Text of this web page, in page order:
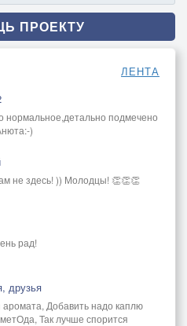
лучистых,
листает.
дорогие,
потерялись.
класс, —
—
край, —
ПРОЕКТУ
ЛЕНТА
нормальное,детально подмечено
)
не здесь! )) Молодцы! 👏👏👏
рад!
друзья
аромата, Добавить надо каплю
Так лучше спорится